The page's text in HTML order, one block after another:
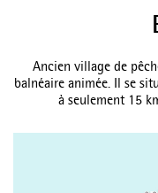
Ancien village de
balnéaire animée. Il se
à seulement 15